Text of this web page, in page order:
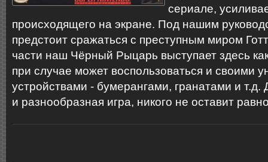
сериале,
происходящего на экране. Под нашим
предстоит сражаться с преступным миром
части наш Чёрный Рыцарь выступает здесь
при случае может воспользоваться и своими
устройствами - бумерангами, гранатами и т.д.
и разнообразная игра, никого не оставит